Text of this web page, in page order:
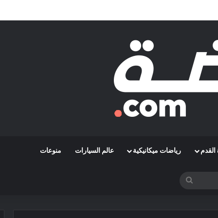
الإفريقي بمواجهة حافيا كوناكري
القدم رياضات ميكانيكية عالم السيارات منوعات
بحث